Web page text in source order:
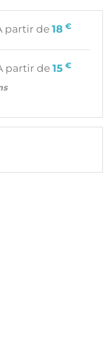
partir de18 €
partir de15 €